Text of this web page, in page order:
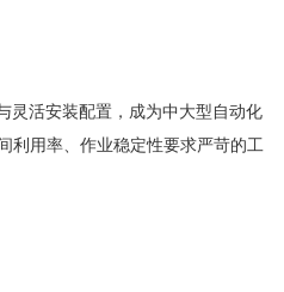
灵活安装配置，成为中大型自动化
利用率、作业稳定性要求严苛的工